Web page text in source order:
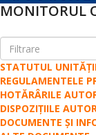
MONITORUL
STATUTUL
REGULAMENTELE
HOTĂRÂRILE
DISPOZIȚIILE
DOCUMENTE ȘI